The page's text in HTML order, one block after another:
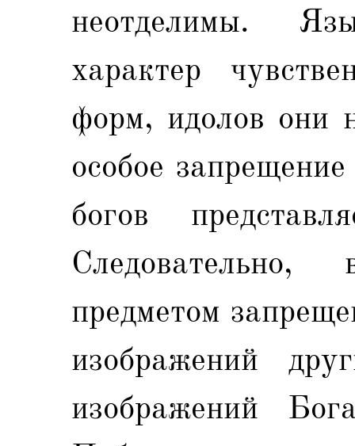
неотделимы.
характер
форм, идолов они
особое
богов
предметом
изображений
изображений